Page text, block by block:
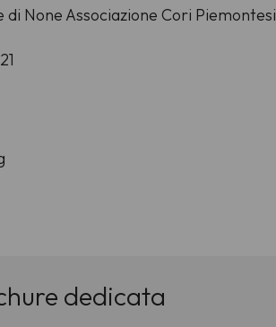
None Associazione Cori Piemontesi
dedicata